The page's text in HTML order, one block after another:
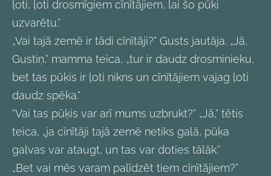
ļoti, ļoti drosmīgiem cīnītājiem, lai šo pūķi
uzvarētu.”
„Vai tajā zemē ir tādi cīnītāji?” Gusts jautāja. „Jā,
Gustiņ,” mamma teica, „tur ir daudz drosminieku,
bet tas pūķis ir ļoti nikns un cīnītājiem vajag ļoti
daudz spēka.”
“Vai tas pūķis var arī mums uzbrukt?” „Jā,” tētis
teica, „ja cīnītāji tajā zemē netiks galā, pūķa
galvas var ataugt, un tas var doties tālāk.”
„Bet vai mēs varam palīdzēt tiem cīnītājiem?”